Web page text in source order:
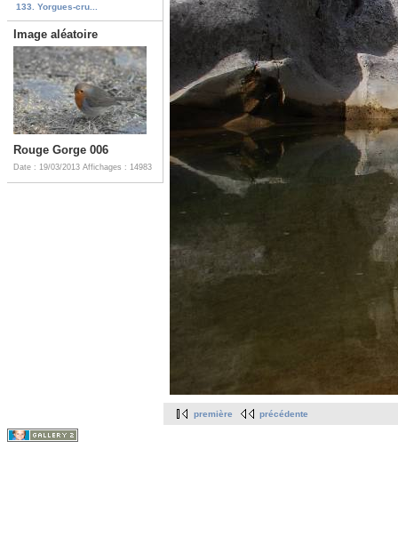
133. Yorgues-cru...
Image aléatoire
Rouge Gorge 006
Date : 19/03/2013 Affichages : 14983
première précédente